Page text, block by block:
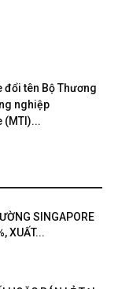
tên Bộ Thương
nghiệp
(MTI)...
SINGAPORE
XUẤT...